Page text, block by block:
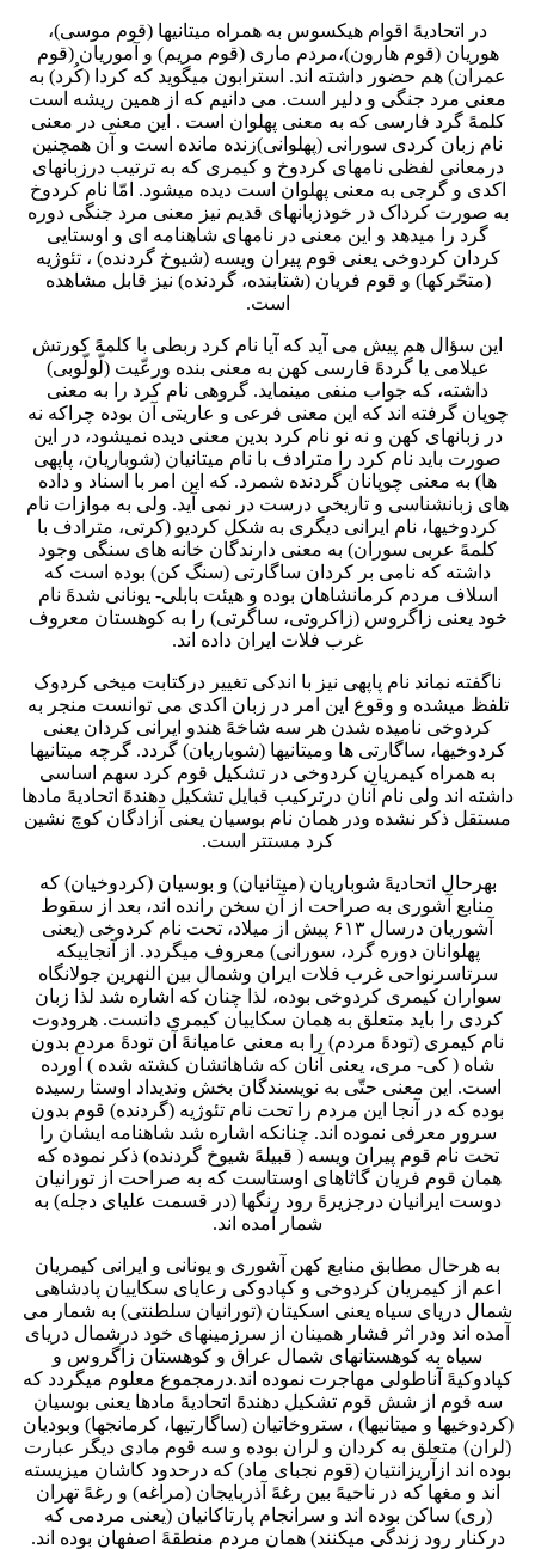
در اتحادیهً اقوام هیکسوس به همراه میتانیها (قوم موسی)،
هوریان (قوم هارون)،مردم ماری (قوم مریم) و آموریان (قوم
عمران) هم حضور داشته اند. استرابون میگوید که کردا (کُرد) به
معنی مرد جنگی و دلیر است. می دانیم که از همین ریشه است
کلمهً گرد فارسی که به معنی پهلوان است . این معنی در معنی
نام زبان کردی سورانی (پهلوانی)زنده مانده است و آن همچنین
درمعانی لفظی نامهای کردوخ و کیمری که به ترتیب درزبانهای
اکدی و گرجی به معنی پهلوان است دیده میشود. امّا نام کردوخ
به صورت کرداک در خودزبانهای قدیم نیز معنی مرد جنگی دوره
گرد را میدهد و این معنی در نامهای شاهنامه ای و اوستایی
کردان کردوخی یعنی قوم پیران ویسه (شیوخ گردنده) ، تئوژیه
(متحّرکها) و قوم فریان (شتابنده، گردنده) نیز قابل مشاهده
است.
این سؤال هم پیش می آید که آیا نام کرد ربطی با کلمهً کورتش
عیلامی یا گردهً فارسی کهن به معنی بنده ورعّیت (لّولّوبی)
داشته، که جواب منفی مینماید. گروهی نام کرد را به معنی
چوپان گرفته اند که این معنی فرعی و عاریتی آن بوده چراکه نه
در زبانهای کهن و نه نو نام کرد بدین معنی دیده نمیشود، در این
صورت باید نام کرد را مترادف با نام میتانیان (شوباریان، پاپهی
ها) به معنی چوپانان گردنده شمرد. که این امر با اسناد و داده
های زبانشناسی و تاریخی درست در نمی آید. ولی به موازات نام
کردوخیها، نام ایرانی دیگری به شکل کردیو (کرتی، مترادف با
کلمهً عربی سوران) به معنی دارندگان خانه های سنگی وجود
داشته که نامی بر کردان ساگارتی (سنگ کن) بوده است که
اسلاف مردم کرمانشاهان بوده و هیئت بابلی- یونانی شدهً نام
خود یعنی زاگروس (زاکروتی، ساگرتی) را به کوهستان معروف
غرب فلات ایران داده اند.
ناگفته نماند نام پاپهی نیز با اندکی تغییر درکتابت میخی کردوک
تلفظ میشده و وقوع این امر در زبان اکدی می توانست منجر به
کردوخی نامیده شدن هر سه شاخهً هندو ایرانی کردان یعنی
کردوخیها، ساگارتی ها ومیتانیها (شوباریان) گردد. گرچه میتانیها
به همراه کیمریان کردوخی در تشکیل قوم کرد سهم اساسی
داشته اند ولی نام آنان درترکیب قبایل تشکیل دهندهً اتحادیهً مادها
مستقل ذکر نشده ودر همان نام بوسیان یعنی آزادگان کوچ نشین
کرد مستتر است.
بهرحال اتحادیهً شوباریان (میتانیان) و بوسیان (کردوخیان) که
منابع آشوری به صراحت از آن سخن رانده اند، بعد از سقوط
آشوریان درسال ۶۱۳ پیش از میلاد، تحت نام کردوخی (یعنی
پهلوانان دوره گرد، سورانی) معروف میگردد. از آنجاییکه
سرتاسرنواحی غرب فلات ایران وشمال بین النهرین جولانگاه
سواران کیمری کردوخی بوده، لذا چنان که اشاره شد لذا زبان
کردی را باید متعلق به همان سکاییان کیمری دانست. هرودوت
نام کیمری (تودهً مردم) را به معنی عامیانهً آن تودهً مردم بدون
شاه ( کی- مری، یعنی آنان که شاهانشان کشته شده ) آورده
است. این معنی حتّی به نویسندگان بخش وندیداد اوستا رسیده
بوده که در آنجا این مردم را تحت نام تئوژیه (گردنده) قوم بدون
سرور معرفی نموده اند. چنانکه اشاره شد شاهنامه ایشان را
تحت نام قوم پیران ویسه ( قبیلهً شیوخ گردنده) ذکر نموده که
همان قوم فریان گاثاهای اوستاست که به صراحت از تورانیان
دوست ایرانیان درجزیرهً رود رنگها (در قسمت علیای دجله) به
شمار آمده اند.
به هرحال مطابق منابع کهن آشوری و یونانی و ایرانی کیمریان
اعم از کیمریان کردوخی و کپادوکی رعایای سکاییان پادشاهی
شمال دریای سیاه یعنی اسکیتان (تورانیان سلطنتی) به شمار می
آمده اند ودر اثر فشار همینان از سرزمینهای خود درشمال دریای
سیاه به کوهستانهای شمال عراق و کوهستان زاگروس و
کپادوکیهً آناطولی مهاجرت نموده اند.درمجموع معلوم میگردد که
سه قوم از شش قوم تشکیل دهندهً اتحادیهً مادها یعنی بوسیان
(کردوخیها و میتانیها) ، ستروخاتیان (ساگارتیها، کرمانجها) وبودیان
(لران) متعلق به کردان و لران بوده و سه قوم مادی دیگر عبارت
بوده اند ازآریزانتیان (قوم نجبای ماد) که درحدود کاشان میزیسته
اند و مغها که در ناحیهً بین رغهً آذربایجان (مراغه) و رغهً تهران
(ری) ساکن بوده اند و سرانجام پارتاکانیان (یعنی مردمی که
درکنار رود زندگی میکنند) همان مردم منطقهً اصفهان بوده اند.